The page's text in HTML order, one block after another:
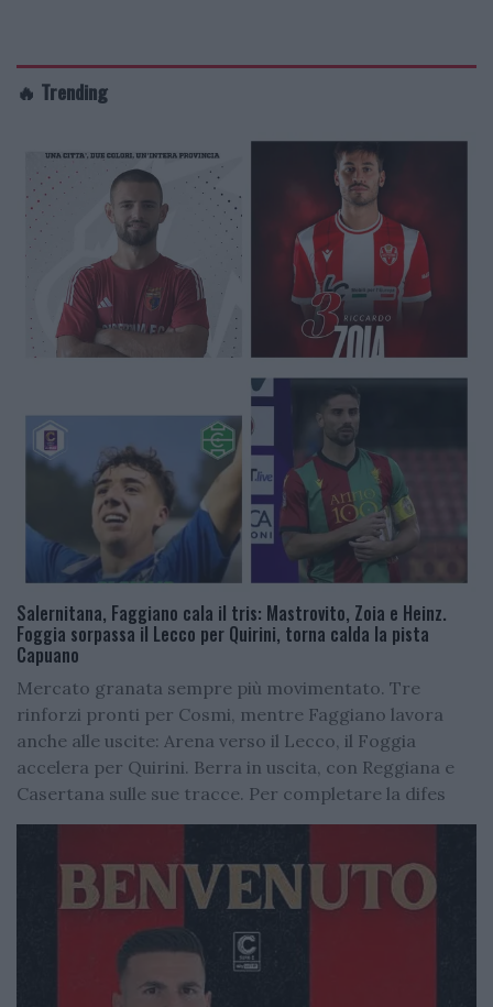
🔥 Trending
Salernitana, Faggiano cala il tris: Mastrovito, Zoia e Heinz.
Foggia sorpassa il Lecco per Quirini, torna calda la pista
Capuano
Mercato granata sempre più movimentato. Tre
rinforzi pronti per Cosmi, mentre Faggiano lavora
anche alle uscite: Arena verso il Lecco, il Foggia
accelera per Quirini. Berra in uscita, con Reggiana e
Casertana sulle sue tracce. Per completare la difes